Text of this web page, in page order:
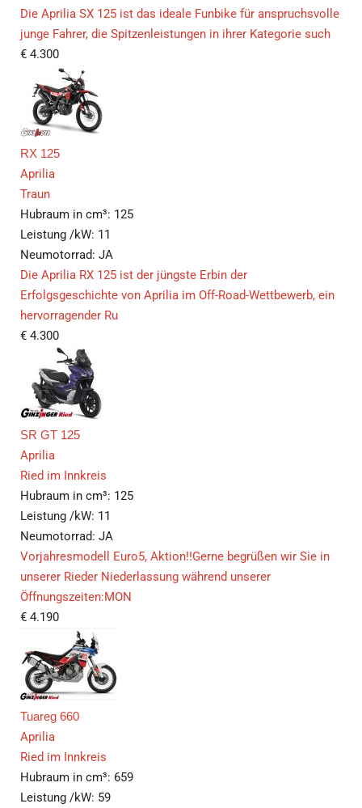
Die Aprilia SX 125 ist das ideale Funbike für anspruchsvolle
junge Fahrer, die Spitzenleistungen in ihrer Kategorie such
€ 4.300
RX 125
Aprilia
Traun
Hubraum in cm³: 125
Leistung /kW: 11
Neumotorrad: JA
Die Aprilia RX 125 ist der jüngste Erbin der
Erfolgsgeschichte von Aprilia im Off-Road-Wettbewerb, ein
hervorragender Ru
€ 4.300
SR GT 125
Aprilia
Ried im Innkreis
Hubraum in cm³: 125
Leistung /kW: 11
Neumotorrad: JA
Vorjahresmodell Euro5, Aktion!!Gerne begrüßen wir Sie in
unserer Rieder Niederlassung während unserer
Öffnungszeiten:MON
€ 4.190
Tuareg 660
Aprilia
Ried im Innkreis
Hubraum in cm³: 659
Leistung /kW: 59